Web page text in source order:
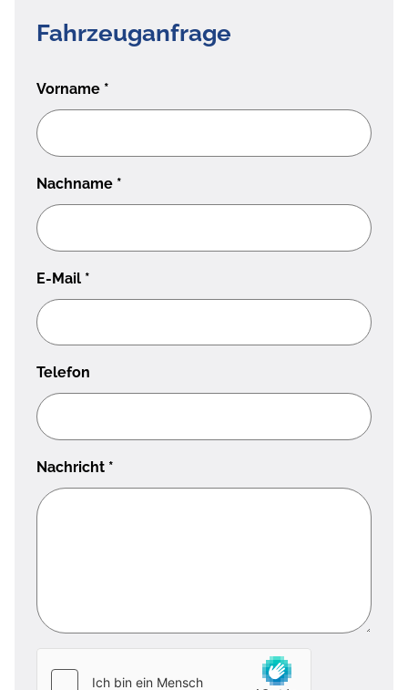
Fahrzeuganfrage
Vorname *
Nachname *
E-Mail *
Telefon
Nachricht *